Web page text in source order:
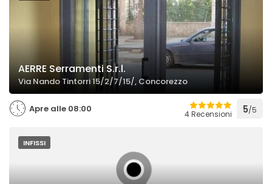
AERRE Serramenti S.r.l.
Via Nando Tintorri 15/2/7/15/, Concorezzo
Apre alle 08:00 4 Recensioni 5/5
INFISSI